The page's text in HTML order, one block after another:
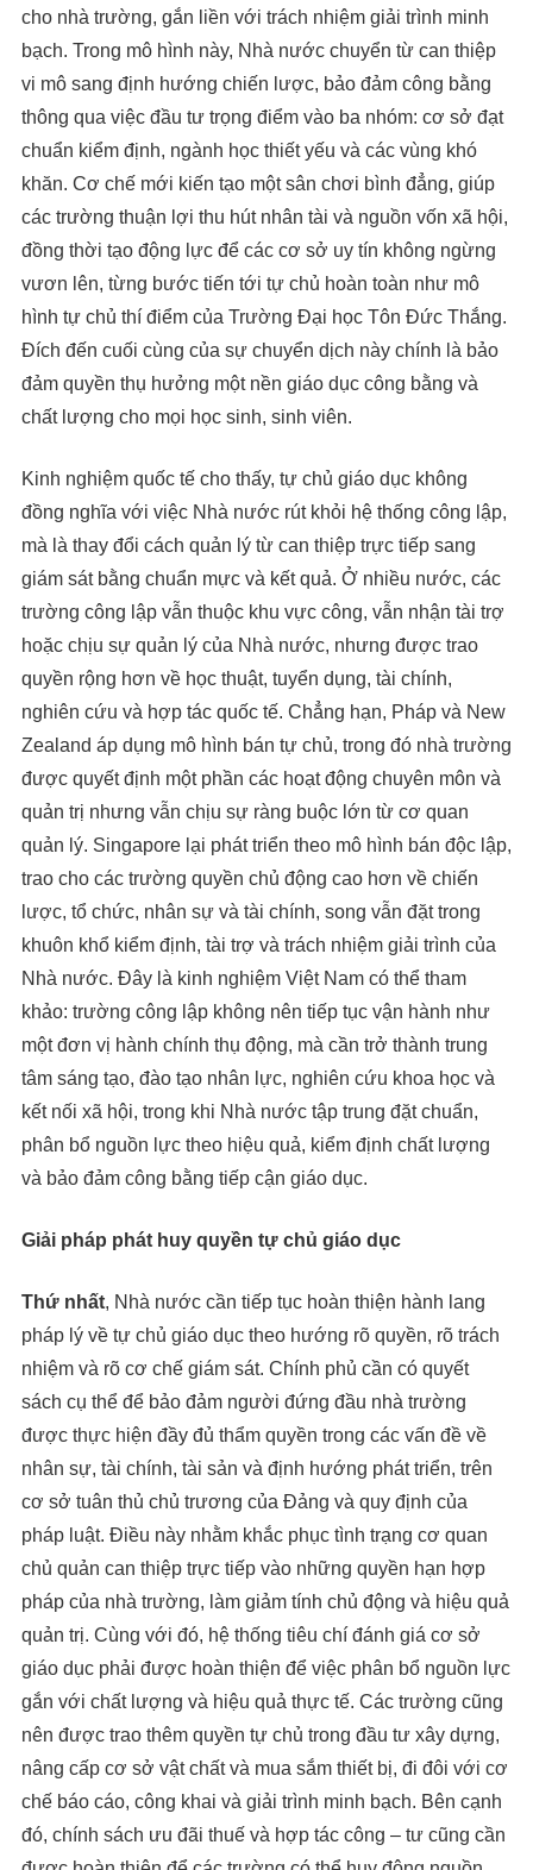
cho nhà trường, gắn liền với trách nhiệm giải trình minh
bạch. Trong mô hình này, Nhà nước chuyển từ can thiệp
vi mô sang định hướng chiến lược, bảo đảm công bằng
thông qua việc đầu tư trọng điểm vào ba nhóm: cơ sở đạt
chuẩn kiểm định, ngành học thiết yếu và các vùng khó
khăn. Cơ chế mới kiến tạo một sân chơi bình đẳng, giúp
các trường thuận lợi thu hút nhân tài và nguồn vốn xã hội,
đồng thời tạo động lực để các cơ sở uy tín không ngừng
vươn lên, từng bước tiến tới tự chủ hoàn toàn như mô
hình tự chủ thí điểm của Trường Đại học Tôn Đức Thắng.
Đích đến cuối cùng của sự chuyển dịch này chính là bảo
đảm quyền thụ hưởng một nền giáo dục công bằng và
chất lượng cho mọi học sinh, sinh viên.
Kinh nghiệm quốc tế cho thấy, tự chủ giáo dục không
đồng nghĩa với việc Nhà nước rút khỏi hệ thống công lập,
mà là thay đổi cách quản lý từ can thiệp trực tiếp sang
giám sát bằng chuẩn mực và kết quả. Ở nhiều nước, các
trường công lập vẫn thuộc khu vực công, vẫn nhận tài trợ
hoặc chịu sự quản lý của Nhà nước, nhưng được trao
quyền rộng hơn về học thuật, tuyển dụng, tài chính,
nghiên cứu và hợp tác quốc tế. Chẳng hạn, Pháp và New
Zealand áp dụng mô hình bán tự chủ, trong đó nhà trường
được quyết định một phần các hoạt động chuyên môn và
quản trị nhưng vẫn chịu sự ràng buộc lớn từ cơ quan
quản lý. Singapore lại phát triển theo mô hình bán độc lập,
trao cho các trường quyền chủ động cao hơn về chiến
lược, tổ chức, nhân sự và tài chính, song vẫn đặt trong
khuôn khổ kiểm định, tài trợ và trách nhiệm giải trình của
Nhà nước. Đây là kinh nghiệm Việt Nam có thể tham
khảo: trường công lập không nên tiếp tục vận hành như
một đơn vị hành chính thụ động, mà cần trở thành trung
tâm sáng tạo, đào tạo nhân lực, nghiên cứu khoa học và
kết nối xã hội, trong khi Nhà nước tập trung đặt chuẩn,
phân bổ nguồn lực theo hiệu quả, kiểm định chất lượng
và bảo đảm công bằng tiếp cận giáo dục.
Giải pháp phát huy quyền tự chủ giáo dục
Thứ nhất, Nhà nước cần tiếp tục hoàn thiện hành lang
pháp lý về tự chủ giáo dục theo hướng rõ quyền, rõ trách
nhiệm và rõ cơ chế giám sát. Chính phủ cần có quyết
sách cụ thể để bảo đảm người đứng đầu nhà trường
được thực hiện đầy đủ thẩm quyền trong các vấn đề về
nhân sự, tài chính, tài sản và định hướng phát triển, trên
cơ sở tuân thủ chủ trương của Đảng và quy định của
pháp luật. Điều này nhằm khắc phục tình trạng cơ quan
chủ quản can thiệp trực tiếp vào những quyền hạn hợp
pháp của nhà trường, làm giảm tính chủ động và hiệu quả
quản trị. Cùng với đó, hệ thống tiêu chí đánh giá cơ sở
giáo dục phải được hoàn thiện để việc phân bổ nguồn lực
gắn với chất lượng và hiệu quả thực tế. Các trường cũng
nên được trao thêm quyền tự chủ trong đầu tư xây dựng,
nâng cấp cơ sở vật chất và mua sắm thiết bị, đi đôi với cơ
chế báo cáo, công khai và giải trình minh bạch. Bên cạnh
đó, chính sách ưu đãi thuế và hợp tác công – tư cũng cần